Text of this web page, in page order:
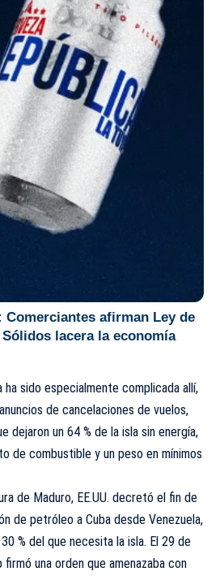
Comerciantes afirman Ley de
Sólidos lacera la economía
ha sido especialmente complicada allí,
de cancelaciones de vuelos,
dejaron un 64 % de la isla sin energía,
de combustible y un peso en mínimos
de Maduro, EE.UU. decretó el fin de
de petróleo a Cuba desde Venezuela,
% del que necesita la isla. El 29 de
firmó una orden que amenazaba con